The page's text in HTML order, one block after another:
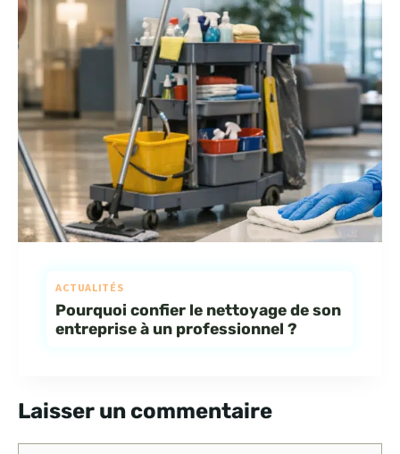
ACTUALITÉS
Pourquoi confier le nettoyage de son
entreprise à un professionnel ?
Laisser un commentaire